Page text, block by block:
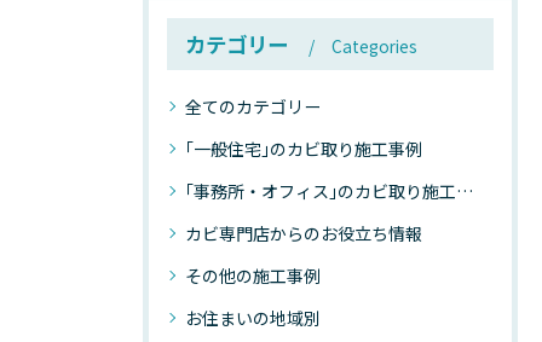
カテゴリー Categories
全てのカテゴリー
｢一般住宅｣のカビ取り施工事例
｢事務所・オフィス｣のカビ取り施工事例
カビ専門店からのお役立ち情報
その他の施工事例
お住まいの地域別